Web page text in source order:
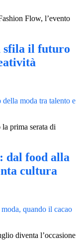
Flow, l’evento
sfila il futuro
prima serata di
dal food alla
cultura
diventa l’occasione